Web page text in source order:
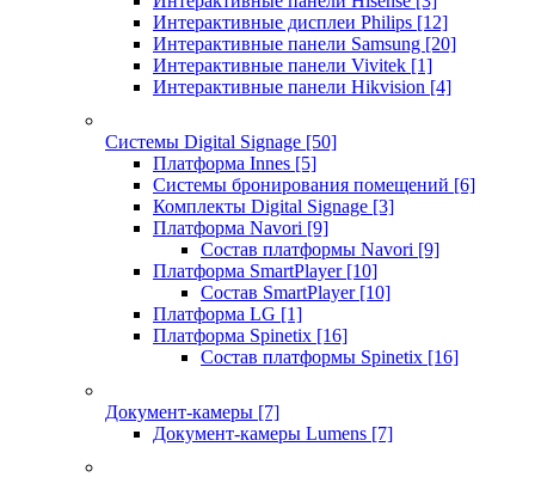
Интерактивные дисплеи Philips [12]
Интерактивные панели Samsung [20]
Интерактивные панели Vivitek [1]
Интерактивные панели Hikvision [4]
Системы Digital Signage [50]
Платформа Innes [5]
Системы бронирования помещений [6]
Комплекты Digital Signage [3]
Платформа Navori [9]
Состав платформы Navori [9]
Платформа SmartPlayer [10]
Состав SmartPlayer [10]
Платформа LG [1]
Платформа Spinetix [16]
Состав платформы Spinetix [16]
Документ-камеры [7]
Документ-камеры Lumens [7]